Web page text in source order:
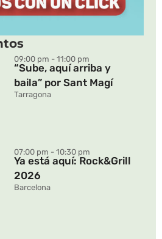
09:00 pm - 11:00 pm
“Sube, aquí arriba y
baila” por Sant Magí
Tarragona
07:00 pm - 10:30 pm
Ya está aquí: Rock&Grill
2026
Barcelona